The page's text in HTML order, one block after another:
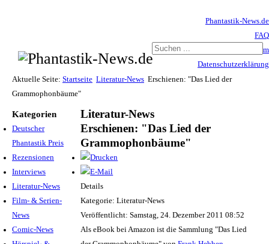
Phantastik-News.de
FAQ
Impressum
Datenschutzerklärung
Haftungsausschluss
Aktuelle Seite: Startseite Literatur-News Erschienen: "Das Lied der
Grammophonbäume"
Kategorien
Deutscher
Phantastik Preis
Rezensionen
Interviews
Literatur-News
Film- & Serien-
News
Comic-News
Literatur-News
Erschienen: "Das Lied der
Grammophonbäume"
Details
Kategorie: Literatur-News
Veröffentlicht: Samstag, 24. Dezember 2011 08:52
Als eBook bei Amazon ist die Sammlung "Das Lied